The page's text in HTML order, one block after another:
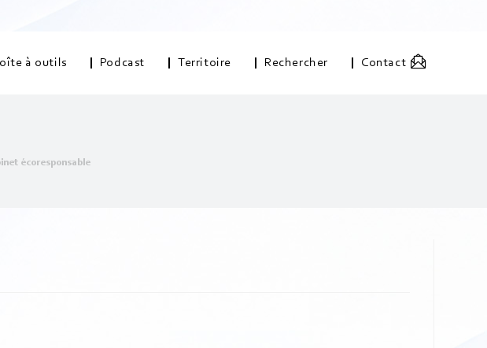
à outils Podcast Territoire Rechercher Contact
écoresponsable